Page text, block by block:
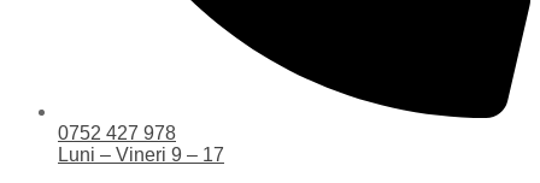
0752 427 978
Luni – Vineri 9 – 17